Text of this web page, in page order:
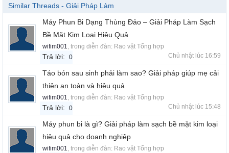
Similar Threads - Giải Pháp Làm
Máy Phun Bi Dạng Thùng Đảo – Giải Pháp Làm Sạch
Bề Mặt Kim Loại Hiệu Quả
wifim001, trong diễn đàn: Rao vặt Tổng hợp
Trả lời: 0 Chủ nhật lúc 16:59
Táo bón sau sinh phải làm sao? Giải pháp giúp mẹ cải
thiện an toàn và hiệu quả
wifim001, trong diễn đàn: Rao vặt Tổng hợp
Trả lời: 0 Chủ nhật lúc 15:48
Máy phun bi là gì? Giải pháp làm sạch bề mặt kim loại
hiệu quả cho doanh nghiệp
wifim001, trong diễn đàn: Rao vặt Tổng hợp